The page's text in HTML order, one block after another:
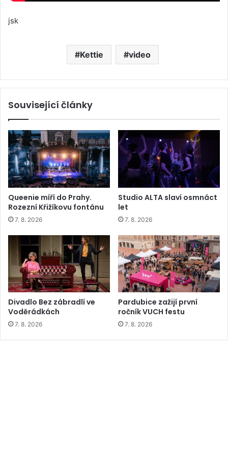
jsk
Kettie video
Související články
Queenie míří do Prahy.
Rozezní Křižíkovu fontánu
7. 8. 2026
Studio ALTA slaví osmnáct
let
7. 8. 2026
Divadlo Bez zábradlí ve
Voděrádkách
7. 8. 2026
Pardubice zažijí první
ročník VUCH festu
7. 8. 2026